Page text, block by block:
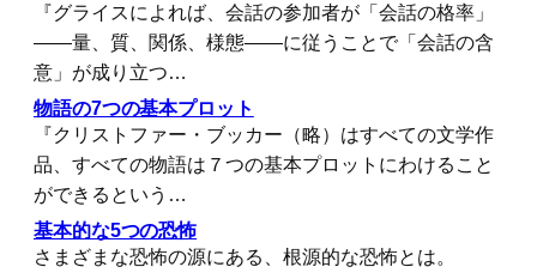
『グライスによれば、会話の参加者が「会話の格率」
――量、質、関係、様態――に従うことで「会話の含
意」が成り立つ…
物語の7つの基本プロット
『クリストファー・ブッカー（略）はすべての文学作
品、すべての物語は７つの基本プロットにわけること
ができるという…
基本的な5つの恐怖
さまざまな恐怖の源にある、根源的な恐怖とは。